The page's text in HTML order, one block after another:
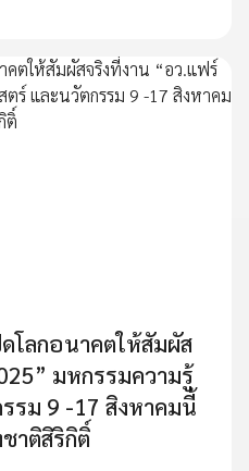
โลกอนาคตให้สัมผัส
มหกรรมความรู้
รม 9 -17 สิงหาคมนี้
าติสิริกิติ์